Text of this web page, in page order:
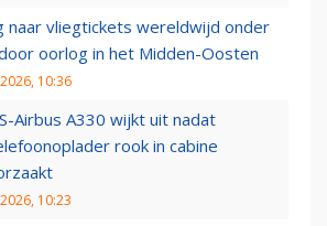
naar vliegtickets wereldwijd onder
oorlog in het Midden-Oosten
10:36
Airbus A330 wijkt uit nadat
rook in cabine
10:23